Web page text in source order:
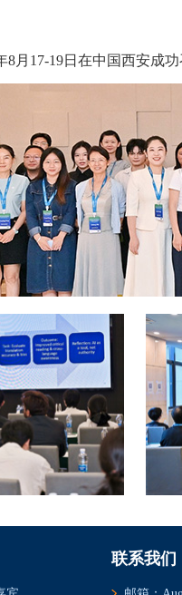
月17-19日在中国西安成
联系我们